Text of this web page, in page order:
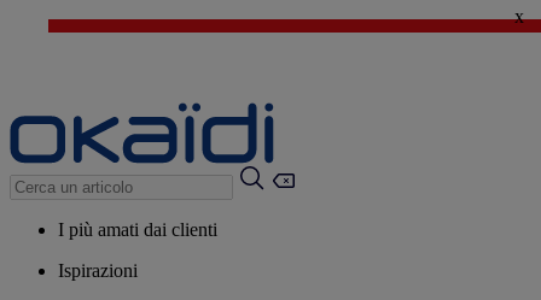
🔥SALDI : Ancora più prodotti fino al -60%*>
x
I più amati dai clienti
Ispirazioni